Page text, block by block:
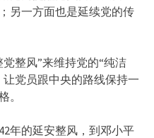
另一方面也是延续党的传
整风”来维持党的“纯洁
党员跟中央的路线保持一
。
年的延安整风，到邓小平